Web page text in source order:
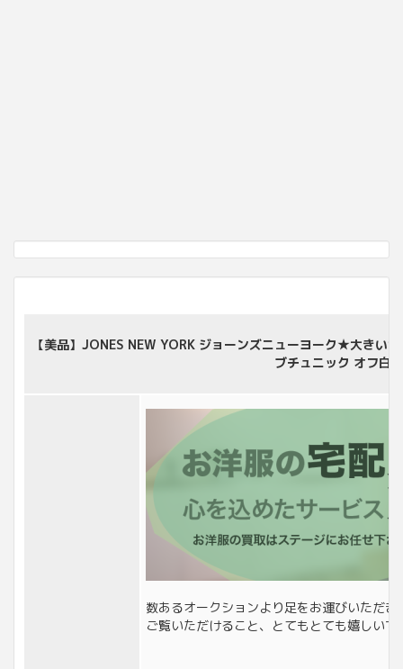
【美品】JONES NEW YORK ジョーンズニューヨーク★大きい
ブチュニック オフ白
数あるオークションより足をお運びいただ
ご覧いただけること、とてもとても嬉しいで